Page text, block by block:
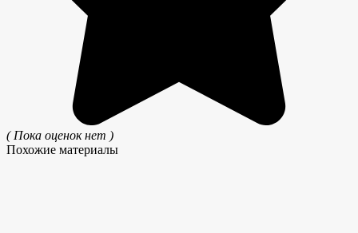
( Пока оценок нет )
Похожие материалы